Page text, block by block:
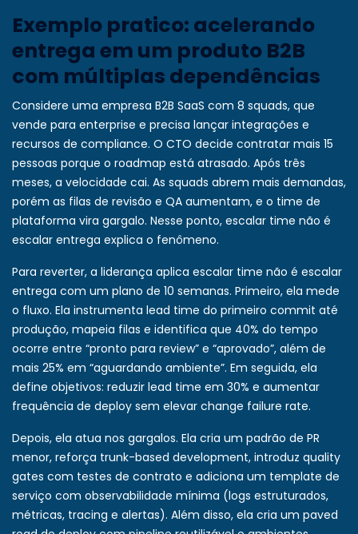
Exemplo pratico: acelerando
entrega em um produto B2B
com múltiplas dependências
Considere uma empresa B2B SaaS com 8 squads, que
vende para enterprise e precisa lançar integrações e
recursos de compliance. O CTO decide contratar mais 15
pessoas porque o roadmap está atrasado. Após três
meses, a velocidade cai. As squads abrem mais demandas,
porém as filas de revisão e QA aumentam, e o time de
plataforma vira gargalo. Nesse ponto, escalar time não é
escalar entrega explica o fenômeno.
Para reverter, a liderança aplica escalar time não é escalar
entrega com um plano de 10 semanas. Primeiro, ela mede
o fluxo. Ela instrumenta lead time do primeiro commit até
produção, mapeia filas e identifica que 40% do tempo
ocorre entre “pronto para review” e “aprovado”, além de
mais 25% em “aguardando ambiente”. Em seguida, ela
define objetivos: reduzir lead time em 30% e aumentar
frequência de deploy sem elevar change failure rate.
Depois, ela atua nos gargalos. Ela cria um padrão de PR
menor, reforça trunk-based development, introduz quality
gates com testes de contrato e adiciona um template de
serviço com observabilidade mínima (logs estruturados,
métricas, tracing e alertas). Além disso, ela cria um paved